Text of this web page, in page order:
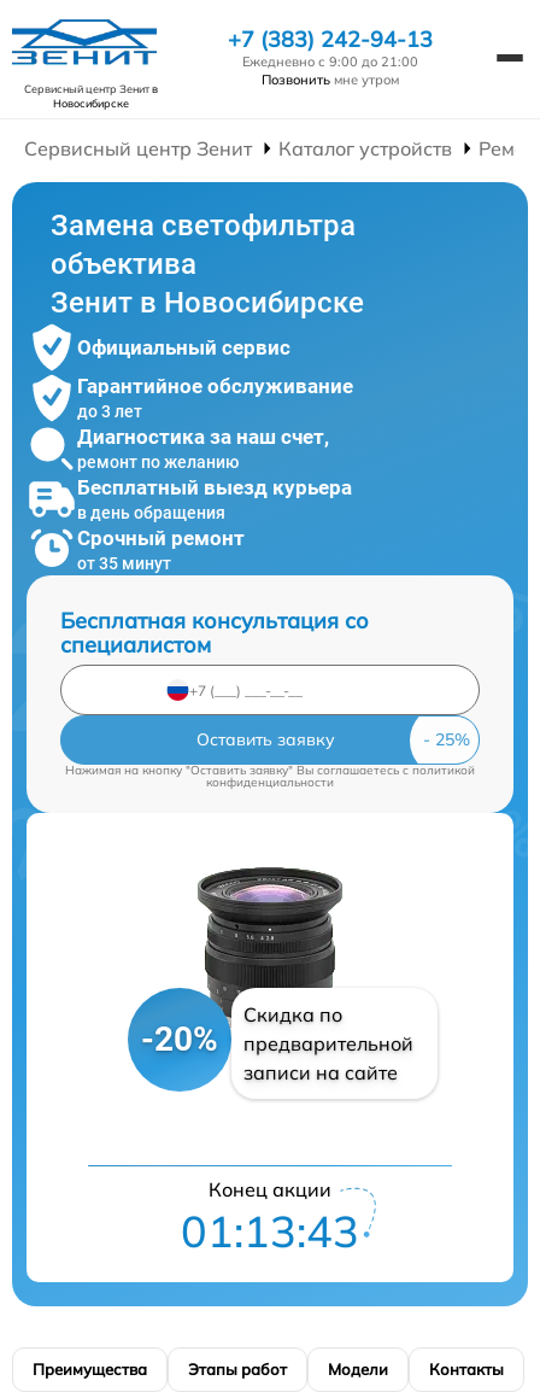
Сервисный центр Зенитв
Новосибирске
+7 (383) 242-94-13
Ежедневно с 9:00 до 21:00
Позвонить мне утром
Сервисный центр Зенит Каталог устройств
Замена светофильтра
объектива
Зенит в Новосибирске
Официальный сервис
Гарантийное обслуживание
до 3 лет
Диагностика за наш счет,
ремонт по желанию
Бесплатный выезд курьера
в день обращения
Срочный ремонт
от 35 минут
Бесплатная консультация со
специалистом
Оставить заявку
Нажимая на кнопку "Оставить заявку" Вы соглашаетесь cполитикой
конфиденциальности
-20%
Скидка по
предварительной
записи на сайте
Конец акции
01:13:42
Преимущества Этапы работ Модели Контакты